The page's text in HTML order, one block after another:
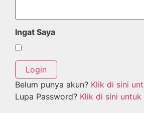
Ingat Saya
Belum punya akun? Klik di sini
Lupa Password? Klik di sini